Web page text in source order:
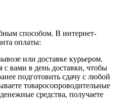
способом. В интернет-
оплаты:
или доставке курьером.
с вами в день доставки, чтобы
подготовить сдачу с любой
товаросопроводительные
средства, получаете